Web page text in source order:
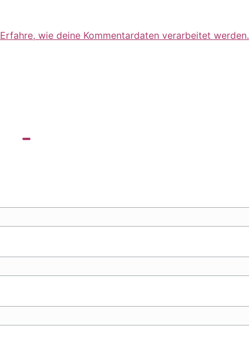
Erfahre, wie deine Kommentardaten verarbeitet werden.